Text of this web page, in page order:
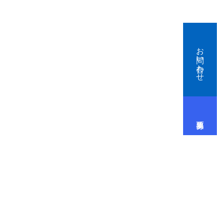
お問い合わせ